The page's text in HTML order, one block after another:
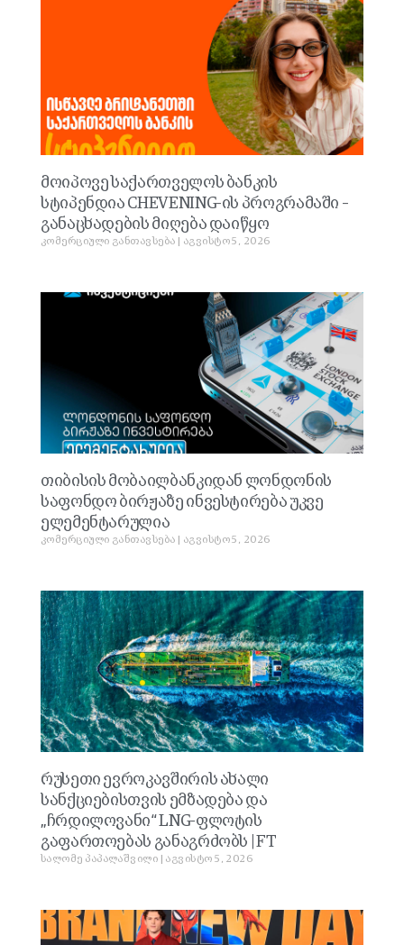
მოიპოვე საქართველოს ბანკის
სტიპენდია CHEVENING-ის პროგრამაში –
განაცხადების მიღება დაიწყო
კომერციული განთავსება აგვისტო 5, 2026
თიბისის მობაილბანკიდან ლონდონის
საფონდო ბირჟაზე ინვესტირება უკვე
ელემენტარულია
კომერციული განთავსება აგვისტო 5, 2026
რუსეთი ევროკავშირის ახალი
სანქციებისთვის ემზადება და
„ჩრდილოვანი“ LNG-ფლოტის
გაფართოებას განაგრძობს | FT
სალომე პაპალაშვილი აგვისტო 5, 2026